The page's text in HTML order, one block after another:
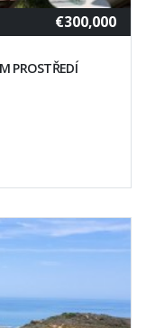
€300,000
PROSTŘEDÍ